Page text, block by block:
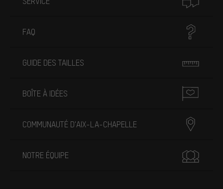
FAQ
GUIDE DES TAILLES
BOÎTE À IDÉES
COMMUNAUTÉ D'AIX-LA-CHAPELLE
NOTRE ÉQUIPE